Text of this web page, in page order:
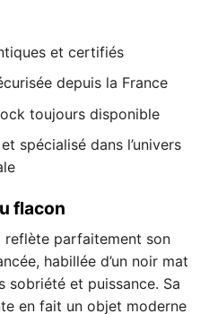
et certifiés
depuis la France
toujours disponible
spécialisé dans l’univers
flacon
reflète parfaitement son
habillée d’un noir mat
sobriété et puissance. Sa
en fait un objet moderne